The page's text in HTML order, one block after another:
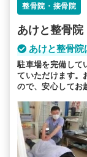
整骨院・接骨院
あけと整骨院
あけと整骨
駐車場を完備して
ていただけます。
ので、安心してお